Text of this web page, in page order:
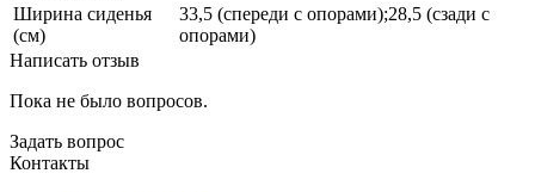
Ширина сиденья
(см)
33,5 (спереди с опорами);28,5 (сзади с
опорами)
Написать отзыв
Пока не было вопросов.
Задать вопрос
Контакты